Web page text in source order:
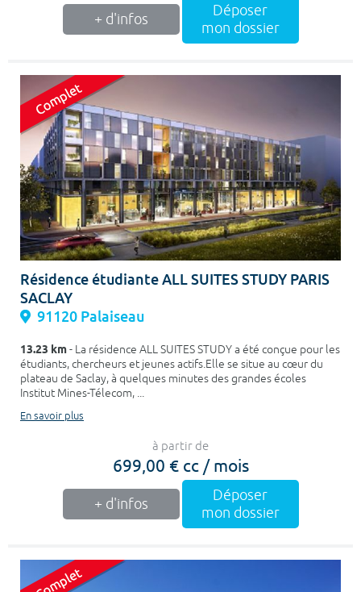
+ d'infos
Déposer
mon dossier
Résidence étudiante ALL SUITES STUDY PARIS
SACLAY
91120 Palaiseau
13.23 km- La résidence ALL SUITES STUDY a été conçue pour les
étudiants, chercheurs et jeunes actifs.Elle se situe au cœur du
plateau de Saclay, à quelques minutes des grandes écoles
Institut Mines-Télecom, ...
En savoir plus
à partir de
699,00 € cc / mois
+ d'infos
Déposer
mon dossier